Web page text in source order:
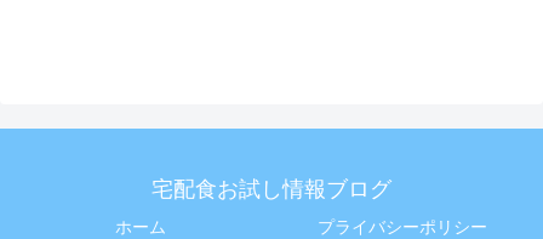
宅配食お試し情報ブログ
ホーム
プライバシーポリシー